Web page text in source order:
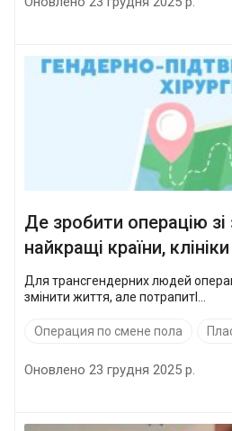
Де зробити операцію зі
найкращі країни,
Для трансгендерних людей
змінити життя, але потрапитl...
Операция по смене пола
Оновлено 23 грудня 2025 р.